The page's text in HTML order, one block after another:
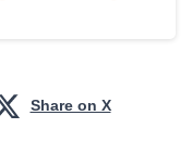
Share on X